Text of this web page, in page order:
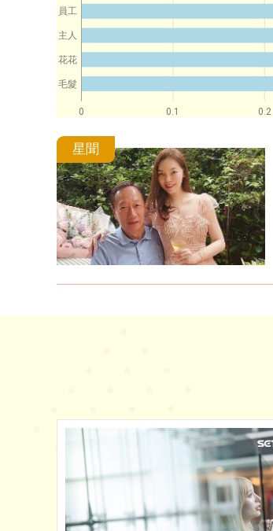
0 0.1 0.2
員工
主人
花花
毛髮
星聞